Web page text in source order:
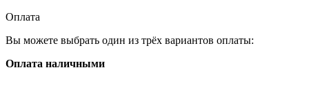
Оплата
Вы можете выбрать один из трёх вариантов оплаты:
Оплата наличными